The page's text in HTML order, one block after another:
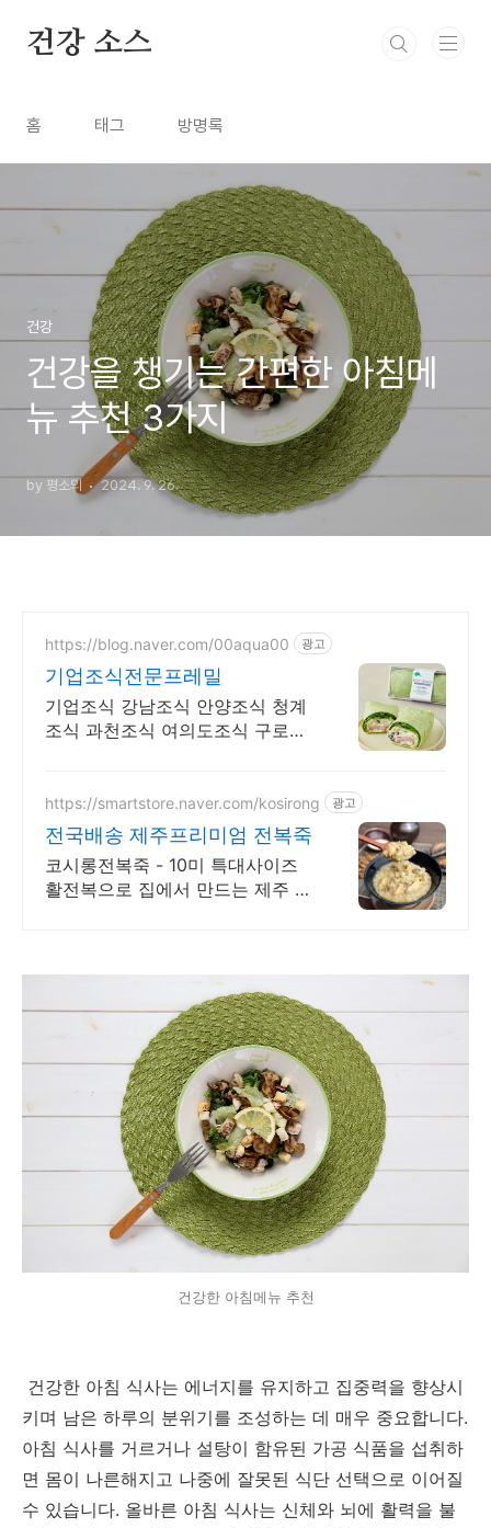
건강 소스
홈 태그 방명록
건강
건강을 챙기는 간편한 아침메
뉴 추천 3가지
by 평소의 2024. 9. 26.
https://blog.naver.com/00aqua00 광고
기업조식전문프레밀
기업조식 강남조식 안양조식 청계
조식 과천조식 여의도조식 구로조
립니다!! NO워리!!
https://smartstore.naver.com/kosirong 광고
전국배송 제주프리미엄 전복죽
코시롱전복죽 - 10미 특대사이즈
활전복으로 집에서 만드는 제주 전
건강한 아침메뉴 추천
건강한 아침 식사는 에너지를 유지하고 집중력을 향상시
키며 남은 하루의 분위기를 조성하는 데 매우 중요합니다.
아침 식사를 거르거나 설탕이 함유된 가공 식품을 섭취하
면 몸이 나른해지고 나중에 잘못된 식단 선택으로 이어질
수 있습니다. 올바른 아침 식사는 신체와 뇌에 활력을 불